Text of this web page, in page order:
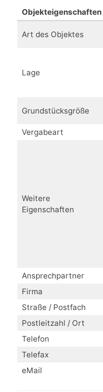
Objekteigenschaften
Art des Objektes
Lage
Grundstücksgröße
Vergabeart
Weitere
Eigenschaften
Ansprechpartner
Firma
Straße / Postfach
Postleitzahl / Ort
Telefon
Telefax
eMail